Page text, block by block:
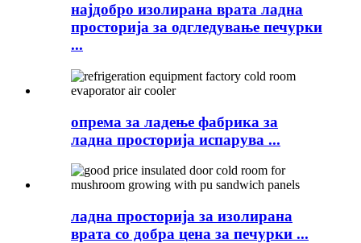
најдобро изолирана врата ладна
просторија за одгледување печурки
...
опрема за ладење фабрика за
ладна просторија испарува ...
ладна просторија за изолирана
врата со добра цена за печурки ...